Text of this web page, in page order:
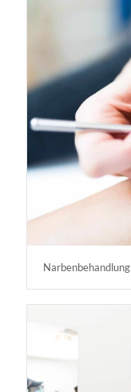
Narbenbehandlung